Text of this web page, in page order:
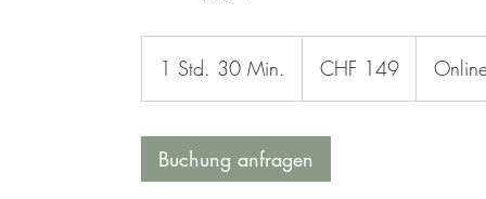
1 Std. 30 Min.
S
d
3
Franken
CHF 149
Buchung anfragen